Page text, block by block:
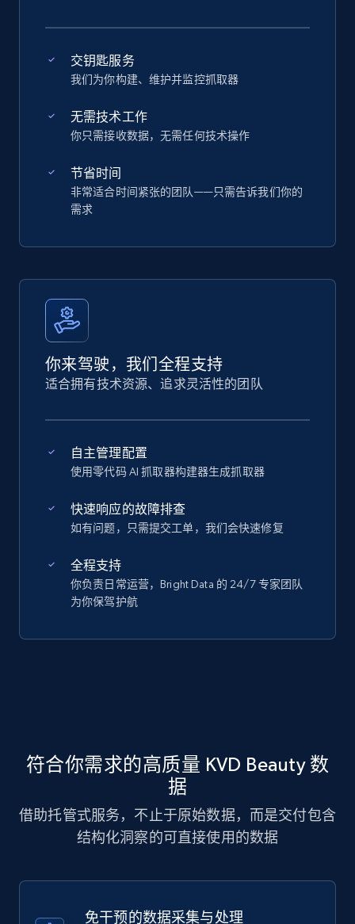
交钥匙服务
我们为你构建、维护并监控抓取器
无需技术工作
你只需接收数据，无需任何技术操作
节省时间
非常适合时间紧张的团队——只需告诉我们你的
需求
你来驾驶，我们全程支持
适合拥有技术资源、追求灵活性的团队
自主管理配置
使用零代码 AI 抓取器构建器生成抓取器
快速响应的故障排查
如有问题，只需提交工单，我们会快速修复
全程支持
你负责日常运营，Bright Data 的 24/7 专家团队
为你保驾护航
符合你需求的高质量 KVD Beauty 数
据
借助托管式服务，不止于原始数据，而是交付包含
结构化洞察的可直接使用的数据
免干预的数据采集与处理